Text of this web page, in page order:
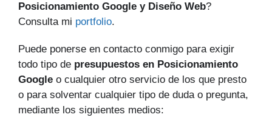
Posicionamiento Google y Diseño Web?
Consulta mi portfolio.
Puede ponerse en contacto conmigo para exigir
todo tipo de presupuestos en Posicionamiento
Google o cualquier otro servicio de los que presto
o para solventar cualquier tipo de duda o pregunta,
mediante los siguientes medios: